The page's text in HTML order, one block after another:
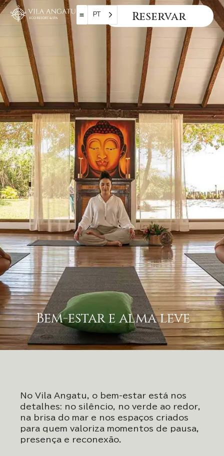
Reservar
PT
Bem-estar e alma leve
No Vila Angatu, o bem-estar está nos
detalhes: no silêncio, no verde ao redor,
na brisa do mar e nos espaços criados
para quem valoriza momentos de pausa,
presença e reconexão.